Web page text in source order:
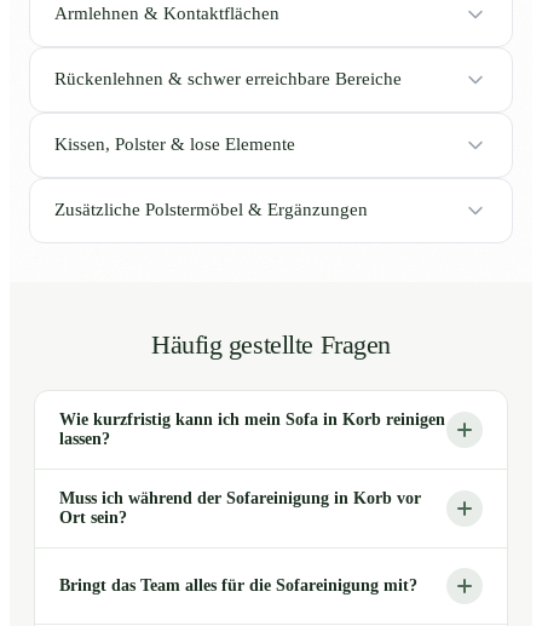
Armlehnen & Kontaktflächen
Rückenlehnen & schwer erreichbare Bereiche
Kissen, Polster & lose Elemente
Zusätzliche Polstermöbel & Ergänzungen
Häufig gestellte Fragen
Wie kurzfristig kann ich mein Sofa in Korb reinigen
lassen?
Muss ich während der Sofareinigung in Korb vor
Ort sein?
Bringt das Team alles für die Sofareinigung mit?